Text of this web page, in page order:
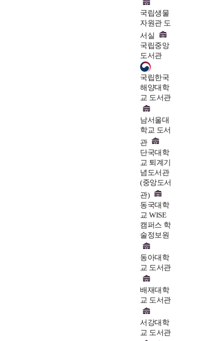
국립생물
자원관 도
서실
국립중앙
도서관
국립한국
해양대학
교 도서관
남서울대
학교 도서
관
단국대학
교 퇴계기
념도서관
(중앙도서
관)
동국대학
교 WISE
캠퍼스 학
술정보원
동아대학
교 도서관
배재대학
교 도서관
서강대학
교 도서관